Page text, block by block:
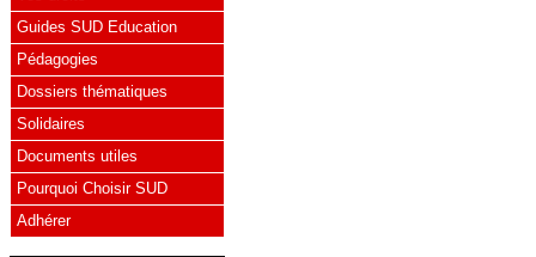
Guides SUD Education
Pédagogies
Dossiers thématiques
Solidaires
Documents utiles
Pourquoi Choisir SUD
Adhérer